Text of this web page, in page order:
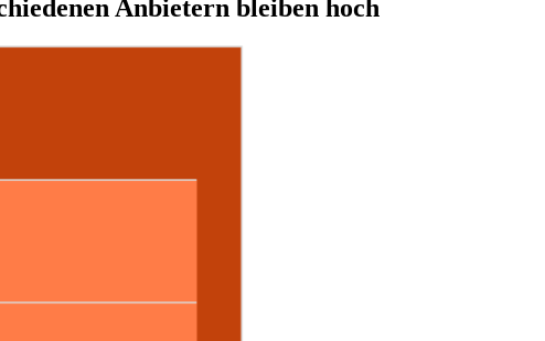
Anbietern bleiben hoch